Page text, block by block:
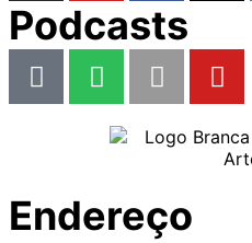
Podcasts
Endereço